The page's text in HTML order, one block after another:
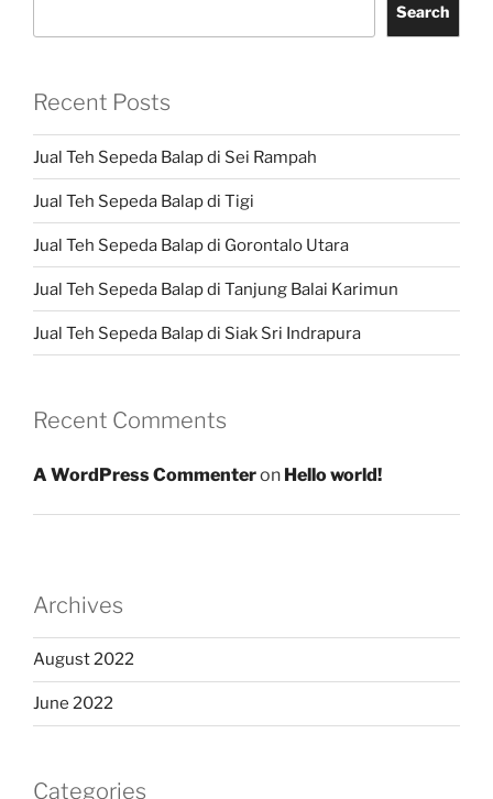
Search
Recent Posts
Jual Teh Sepeda Balap di Sei Rampah
Jual Teh Sepeda Balap di Tigi
Jual Teh Sepeda Balap di Gorontalo Utara
Jual Teh Sepeda Balap di Tanjung Balai Karimun
Jual Teh Sepeda Balap di Siak Sri Indrapura
Recent Comments
A WordPress Commenteron Hello world!
Archives
August 2022
June 2022
Categories